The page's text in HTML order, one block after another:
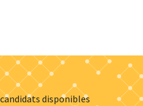
disponibles